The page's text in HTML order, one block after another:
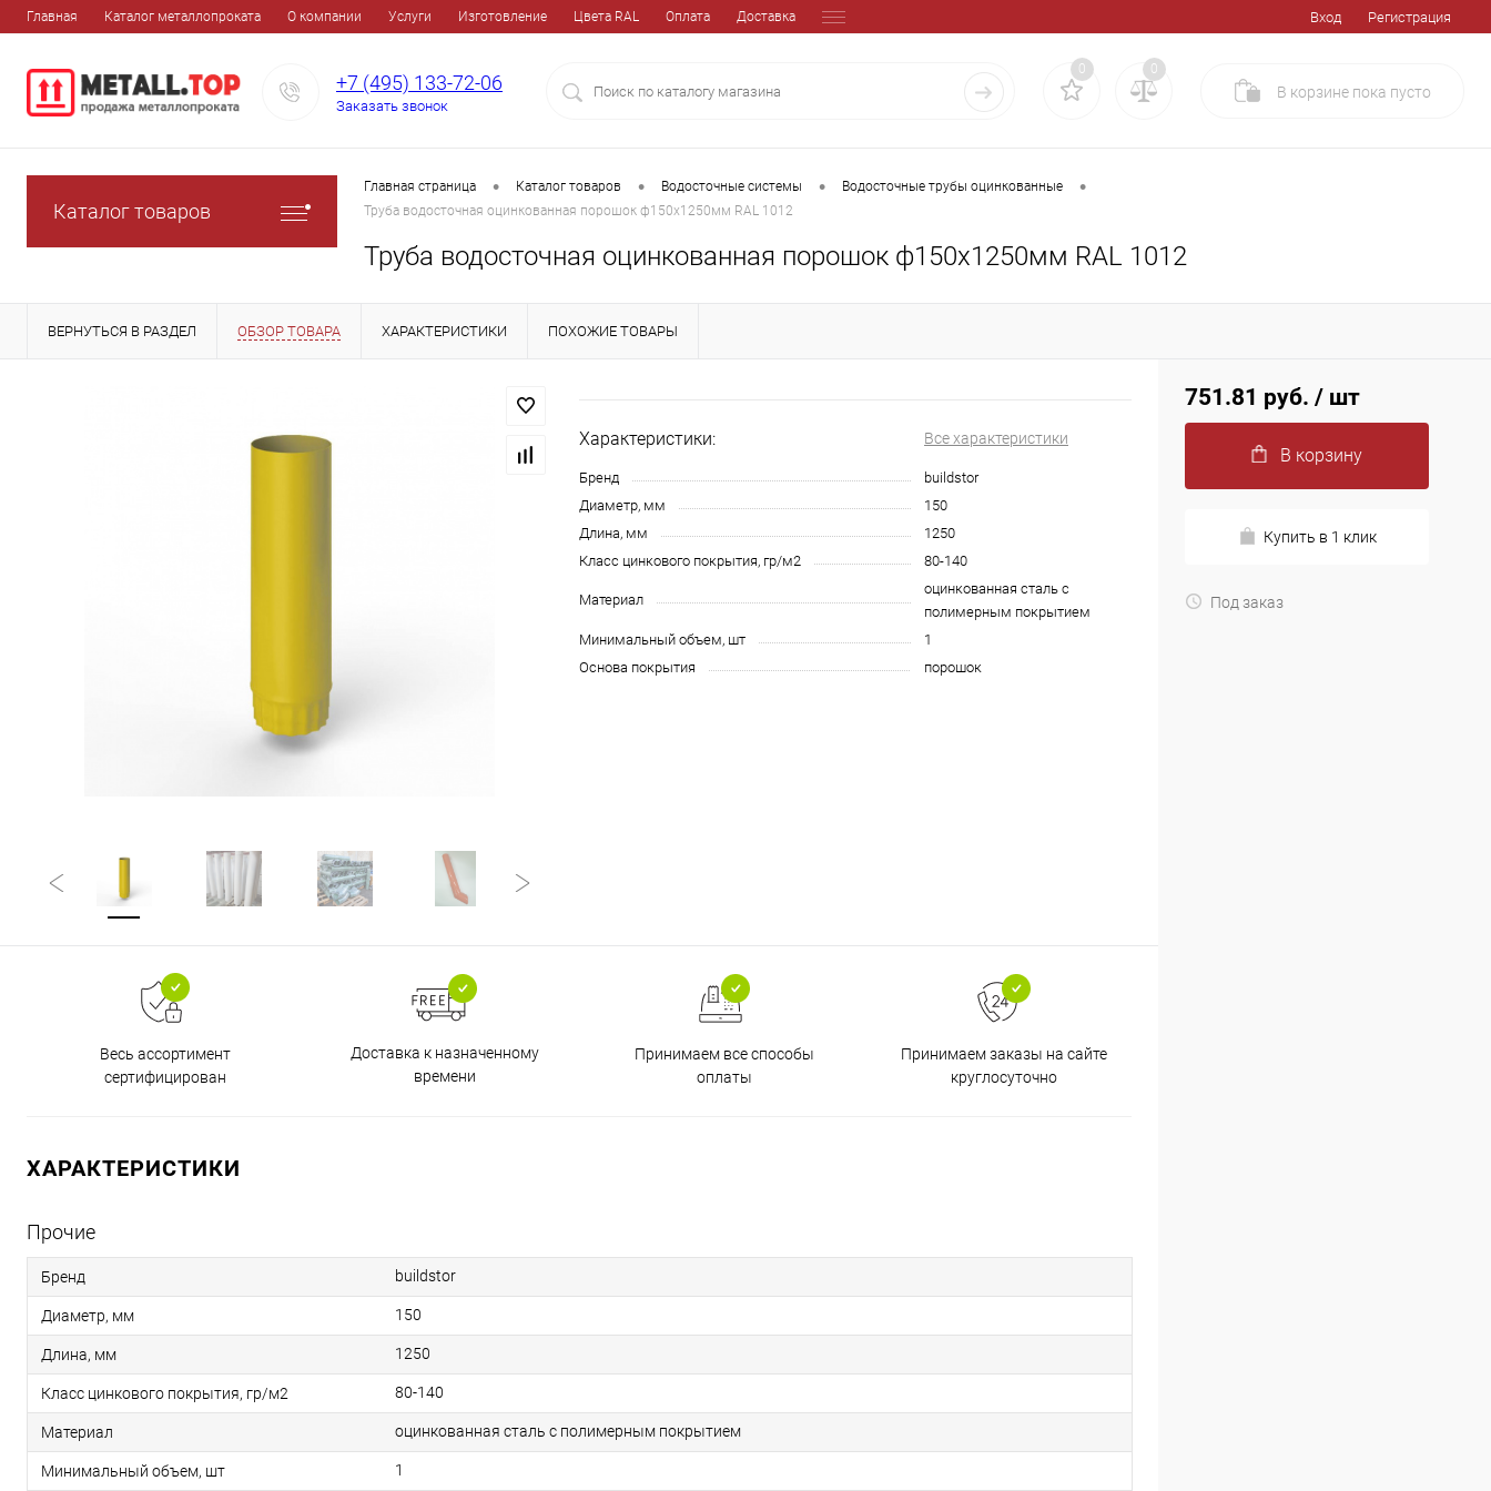
Главная Каталог металлопроката О компании Услуги Изготовление Цвета RAL Оплата Доставка Вход Регистрация
+7 (495) 133-72-06
Заказать звонок
0 0
В корзине пока пусто
Каталог товаров
Главная страница • Каталог товаров • Водосточные системы • Водосточные трубы оцинкованные •
Труба водосточная оцинкованная порошок ф150х1250мм RAL 1012
Труба водосточная оцинкованная порошок ф150х1250мм RAL 1012
ВЕРНУТЬСЯ В РАЗДЕЛ ОБЗОР ТОВАРА ХАРАКТЕРИСТИКИ ПОХОЖИЕ ТОВАРЫ
Характеристики: Все характеристики
Бренд
buildstor
Диаметр, мм
150
Длина, мм
1250
Класс цинкового покрытия, гр/м2
80-140
Материал
оцинкованная сталь с
полимерным покрытием
Минимальный объем, шт
1
Основа покрытия
порошок
Весь ассортимент
сертифицирован
Доставка к назначенному
времени
Принимаем все способы
оплаты
Принимаем заказы на сайте
круглосуточно
ХАРАКТЕРИСТИКИ
Прочие
Бренд buildstor
Диаметр, мм 150
Длина, мм 1250
Класс цинкового покрытия, гр/м2 80-140
Материал оцинкованная сталь с полимерным покрытием
Минимальный объем, шт 1
751.81 руб. / шт
В корзину
Купить в 1 клик
Под заказ